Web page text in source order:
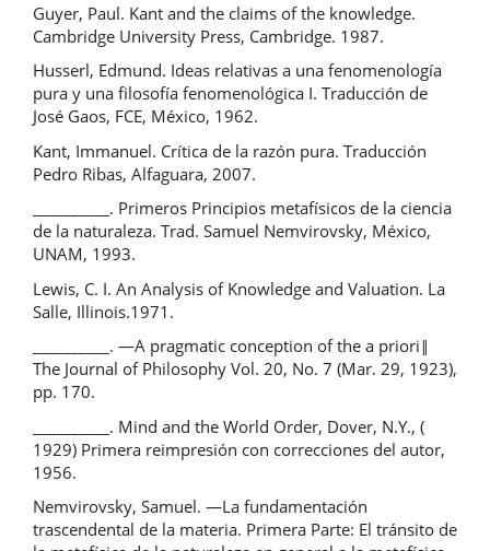
Guyer, Paul. Kant and the claims of the knowledge.
Cambridge University Press, Cambridge. 1987.
Husserl, Edmund. Ideas relativas a una fenomenología
pura y una filosofía fenomenológica I. Traducción de
José Gaos, FCE, México, 1962.
Kant, Immanuel. Crítica de la razón pura. Traducción
Pedro Ribas, Alfaguara, 2007.
__________. Primeros Principios metafísicos de la ciencia
de la naturaleza. Trad. Samuel Nemvirovsky, México,
UNAM, 1993.
Lewis, C. I. An Analysis of Knowledge and Valuation. La
Salle, Illinois.1971.
__________. ―A pragmatic conception of the a priori‖
The Journal of Philosophy Vol. 20, No. 7 (Mar. 29, 1923),
pp. 170.
__________. Mind and the World Order, Dover, N.Y., (
1929) Primera reimpresión con correcciones del autor,
1956.
Nemvirovsky, Samuel. ―La fundamentación
trascendental de la materia. Primera Parte: El tránsito de